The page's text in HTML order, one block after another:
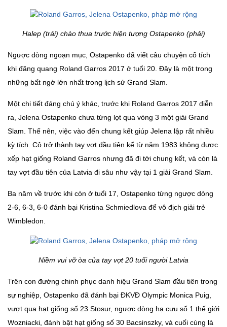
Halep (trái) chào thua trước hiện tượng Ostapenko (phải)
Ngược dòng ngoạn mục, Ostapenko đã viết câu chuyện cổ tích
khi đăng quang Roland Garros 2017 ở tuổi 20. Đây là một trong
những bất ngờ lớn nhất trong lịch sử Grand Slam.
Một chi tiết đáng chú ý khác, trước khi Roland Garros 2017 diễn
ra, Jelena Ostapenko chưa từng lọt qua vòng 3 một giải Grand
Slam. Thế nên, việc vào đến chung kết giúp Jelena lập rất nhiều
kỳ tích. Cô trở thành tay vợt đầu tiên kể từ năm 1983 không được
xếp hạt giống Roland Garros nhưng đã đi tới chung kết, và còn là
tay vợt đầu tiên của Latvia đi sâu như vậy tại 1 giải Grand Slam.
Ba năm về trước khi còn ở tuổi 17, Ostapenko từng ngược dòng
2-6, 6-3, 6-0 đánh bại Kristina Schmiedlova để vô địch giải trẻ
Wimbledon.
Niềm vui vỡ òa của tay vợt 20 tuổi người Latvia
Trên con đường chinh phục danh hiệu Grand Slam đầu tiên trong
sự nghiệp, Ostapenko đã đánh bại ĐKVĐ Olympic Monica Puig,
vượt qua hạt giống số 23 Stosur, ngược dòng hạ cựu số 1 thế giới
Wozniacki, đánh bật hạt giống số 30 Bacsinszky, và cuối cùng là